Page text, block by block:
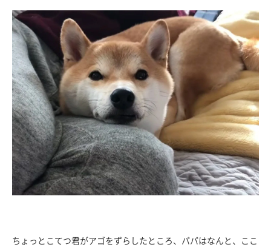
ちょっとこてつ君がアゴをずらしたところ、パパはなんと、ここ